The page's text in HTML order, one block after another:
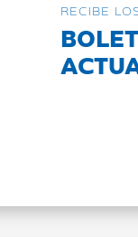
RECIBE